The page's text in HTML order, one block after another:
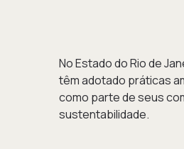
No Estado do Rio de
têm adotado práticas
como parte de seus
sustentabilidade.